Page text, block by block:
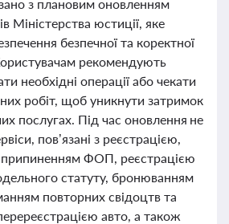
з плановим оновленням
Міністерства юстиції, яке
безпечної та коректної
рекомендують
необхідні операції або чекати
робіт, щоб уникнути затримок
послугах. Під час оновлення не
пов’язані з реєстрацією,
припиненням ФОП, реєстрацією
статуту, бронюванням
повторних свідоцтв та
авто, а також